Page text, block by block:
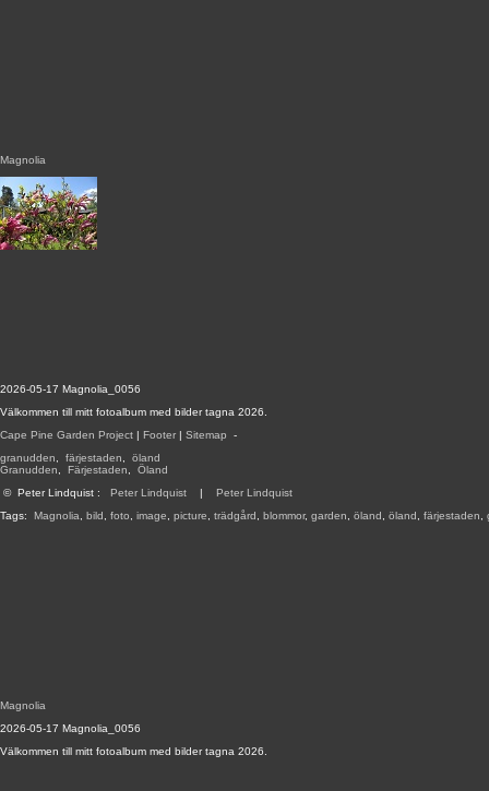
2026-05-17 Magnolia_0056
Välkommen till mitt fotoalbum med bilder tagna 2026.
Cape Pine Garden Project | Footer | Sitemap -
granudden
färjestaden
öland
Granudden
Färjestaden
Öland
© Peter Lindquist : Peter Lindquist | Peter Lindquist
Tags: Magnolia bild foto image picture trädgård blommor, garden öland öland färjestaden
Magnolia
Magnolia
2026-05-17 Magnolia_0056
Välkommen till mitt fotoalbum med bilder tagna 2026.